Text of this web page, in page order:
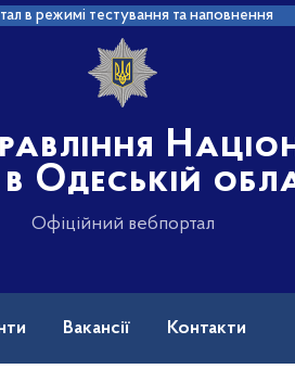
в режимі тестування та наповнення
в Одеській
Офіційний вебпортал
Вакансії Контакти